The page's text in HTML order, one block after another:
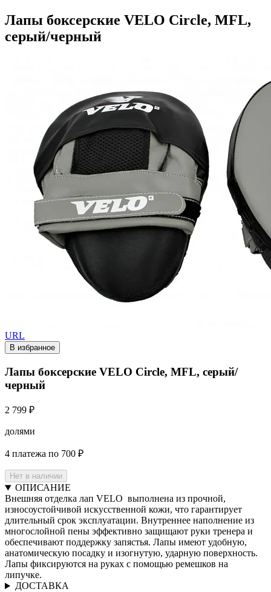
Лапы боксерские VELO Сircle, MFL,
серый/черный
URL
В избранное
Лапы боксерские VELO Сircle, MFL, серый/
черный
2 799 ₽
долями
4 платежа по 700 ₽
Нет в наличии
ОПИСАНИЕ
Внешняя отделка лап VELO выполнена из прочной,
износоустойчивой искусственной кожи, что гарантирует
длительный срок эксплуатации. Внутреннее наполнение из
многослойной пены эффективно защищают руки тренера и
обеспечивают поддержку запястья. Лапы имеют удобную,
анатомическую посадку и изогнутую, ударную поверхность.
Лапы фиксируются на руках с помощью ремешков на
липучке.
ДОСТАВКА